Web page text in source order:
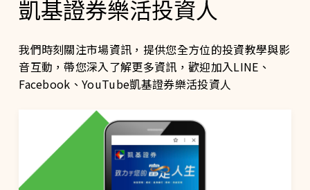
凱基證券樂活投資人
我們時刻關注市場資訊，提供您全方位的投資教學與影
音互動，帶您深入了解更多資訊，歡迎加入LINE、
Facebook、YouTube凱基證券樂活投資人